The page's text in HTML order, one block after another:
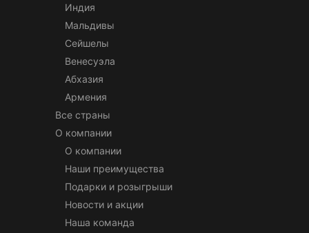
Индия
Мальдивы
Сейшелы
Венесуэла
Абхазия
Армения
Все страны
О компании
О компании
Наши преимущества
Подарки и розыгрыши
Новости и акции
Наша команда